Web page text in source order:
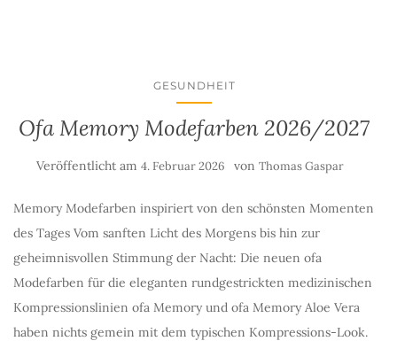
GESUNDHEIT
Ofa Memory Modefarben 2026/2027
Veröffentlicht am 4. Februar 2026 von Thomas Gaspar
Memory Modefarben inspiriert von den schönsten Momenten
des Tages Vom sanften Licht des Morgens bis hin zur
geheimnisvollen Stimmung der Nacht: Die neuen ofa
Modefarben für die eleganten rundgestrickten medizinischen
Kompressionslinien ofa Memory und ofa Memory Aloe Vera
haben nichts gemein mit dem typischen Kompressions-Look.